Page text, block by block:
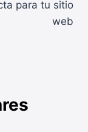
para tu sitio
web